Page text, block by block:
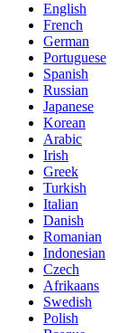
English
French
German
Portuguese
Spanish
Russian
Japanese
Korean
Arabic
Irish
Greek
Turkish
Italian
Danish
Romanian
Indonesian
Czech
Afrikaans
Swedish
Polish